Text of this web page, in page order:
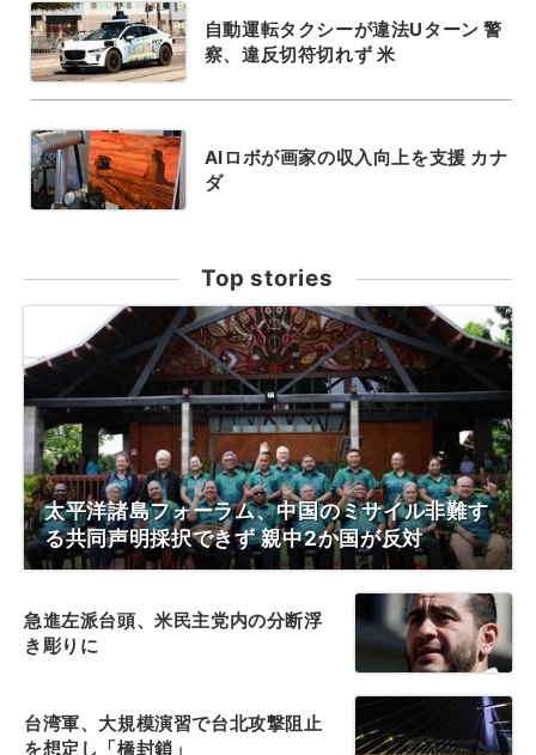
自動運転タクシーが違法Uターン 警
察、違反切符切れず 米
AIロボが画家の収入向上を支援 カナ
ダ
Top stories
太平洋諸島フォーラム、中国のミサイル非難す
る共同声明採択できず 親中2か国が反対
急進左派台頭、米民主党内の分断浮
き彫りに
台湾軍、大規模演習で台北攻撃阻止
を想定し「橋封鎖」